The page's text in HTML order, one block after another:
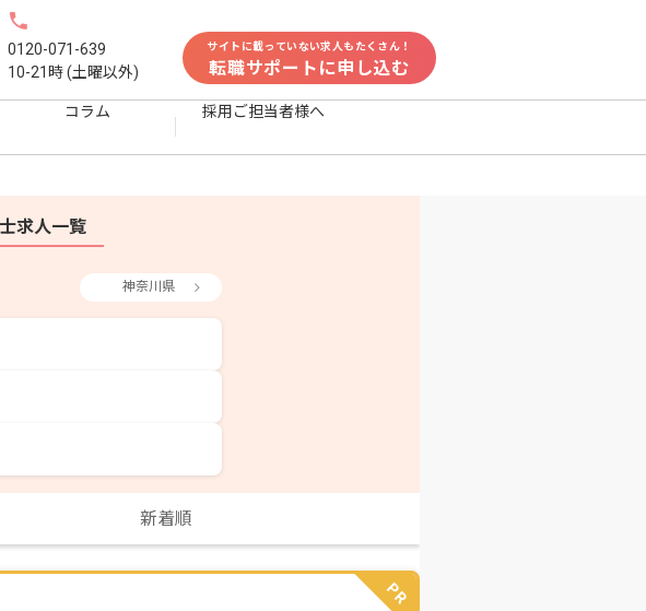
0120-071-639
10-21時 (土曜以外)
サイトに載っていない求人もたくさん！
転職サポートに申し込む
コラム 採用ご担当者様へ
求人一覧
神奈川県
新着順
PR